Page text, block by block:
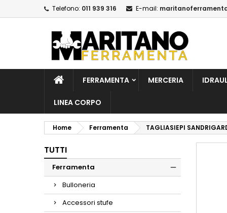
Telefono: 011 939 316 E-mail:
FERRAMENTA MERCERIA
LINEA CORPO
Home Ferramenta TAGLIASIEPI
TUTTI
Ferramenta
Bulloneria
Accessori stufe